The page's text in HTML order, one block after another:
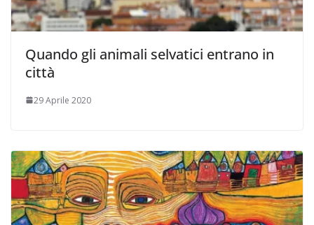
Quando gli animali selvatici entrano in
città
29 Aprile 2020